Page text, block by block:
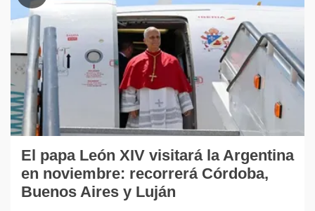
El papa León XIV visitará la Argentina
en noviembre: recorrerá Córdoba,
Buenos Aires y Luján